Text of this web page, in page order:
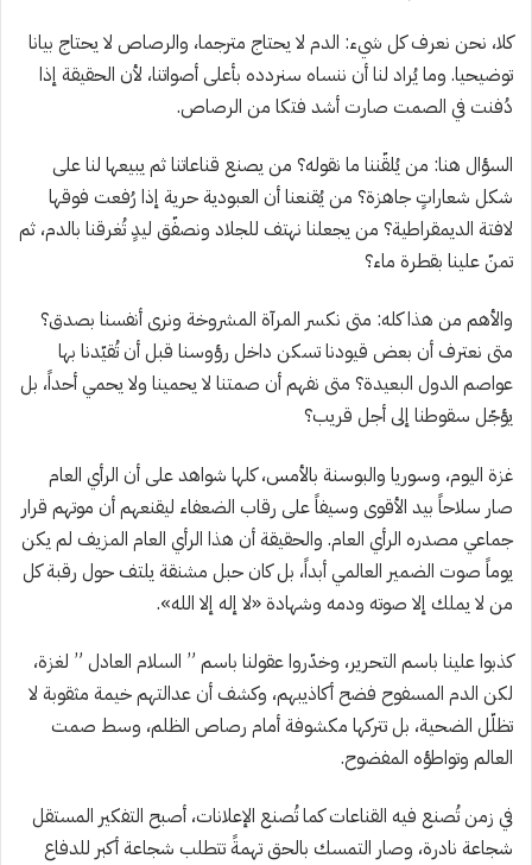
كلا، نحن نعرف كل شيء: الدم لا يحتاج مترجما، والرصاص لا يحتاج بيانا
توضيحيا. وما يُراد لنا أن ننساه سنردده بأعلى أصواتنا، لأن الحقيقة إذا
دُفنت في الصمت صارت أشد فتكا من الرصاص.
السؤال هنا: من يُلقّننا ما نقوله؟ من يصنع قناعاتنا ثم يبيعها لنا على
شكل شعاراتٍ جاهزة؟ من يُقنعنا أن العبودية حرية إذا رُفعت فوقها
لافتة الديمقراطية؟ من يجعلنا نهتف للجلاد ونصفّق ليدٍ تُغرقنا بالدم، ثم
تمنّ علينا بقطرة ماء؟
والأهم من هذا كله: متى نكسر المرآة المشروخة ونرى أنفسنا بصدق؟
متى نعترف أن بعض قيودنا تسكن داخل رؤوسنا قبل أن تُقيّدنا بها
عواصم الدول البعيدة؟ متى نفهم أن صمتنا لا يحمينا ولا يحمي أحداً، بل
يؤجّل سقوطنا إلى أجل قريب؟
غزة اليوم، وسوريا والبوسنة بالأمس، كلها شواهد على أن الرأي العام
صار سلاحاً بيد الأقوى وسيفاً على رقاب الضعفاء ليقنعهم أن موتهم قرار
جماعي مصدره الرأي العام. والحقيقة أن هذا الرأي العام المزيف لم يكن
يوماً صوت الضمير العالمي أبداً، بل كان حبل مشنقة يلتف حول رقبة كل
من لا يملك إلا صوته ودمه وشهادة «لا إله إلا الله».
كذبوا علينا باسم التحرير، وخدّروا عقولنا باسم ” السلام العادل ” لغزة،
لكن الدم المسفوح فضح أكاذيبهم، وكشف أن عدالتهم خيمة مثقوبة لا
تظلّل الضحية، بل تتركها مكشوفة أمام رصاص الظلم، وسط صمت
العالم وتواطؤه المفضوح.
في زمن تُصنع فيه القناعات كما تُصنع الإعلانات، أصبح التفكير المستقل
شجاعة نادرة، وصار التمسك بالحق تهمةً تتطلب شجاعة أكبر للدفاع